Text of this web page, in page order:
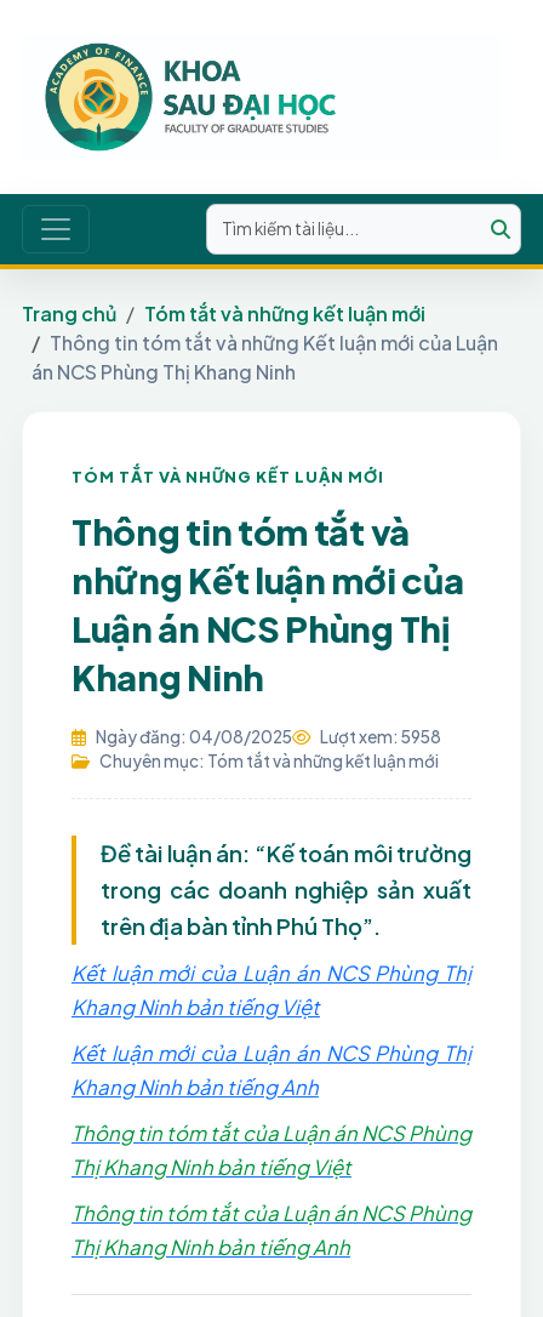
Trang chủ
Tóm tắt và những kết luận mới
Thông tin tóm tắt và những Kết luận mới của Luận
án NCS Phùng Thị Khang Ninh
TÓM TẮT VÀ NHỮNG KẾT LUẬN MỚI
Thông tin tóm tắt và
những Kết luận mới của
Luận án NCS Phùng Thị
Khang Ninh
Ngày đăng: 04/08/2025
Lượt xem: 5958
Chuyên mục: Tóm tắt và những kết luận mới
Đề tài luận án: “Kế toán môi trường
trong các doanh nghiệp sản xuất
trên địa bàn tỉnh Phú Thọ”.
Kết luận mới của Luận án NCS Phùng Thị
Khang Ninh bản tiếng Việt
Kết luận mới của Luận án NCS Phùng Thị
Khang Ninh bản tiếng Anh
Thông tin tóm tắt của Luận án NCS Phùng
Thị Khang Ninh bản tiếng Việt
Thông tin tóm tắt của Luận án NCS Phùng
Thị Khang Ninh bản tiếng Anh